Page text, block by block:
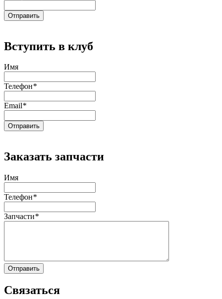
Вступить в клуб
Имя
Телефон*
Email*
Заказать запчасти
Имя
Телефон*
Запчасти*
Связаться